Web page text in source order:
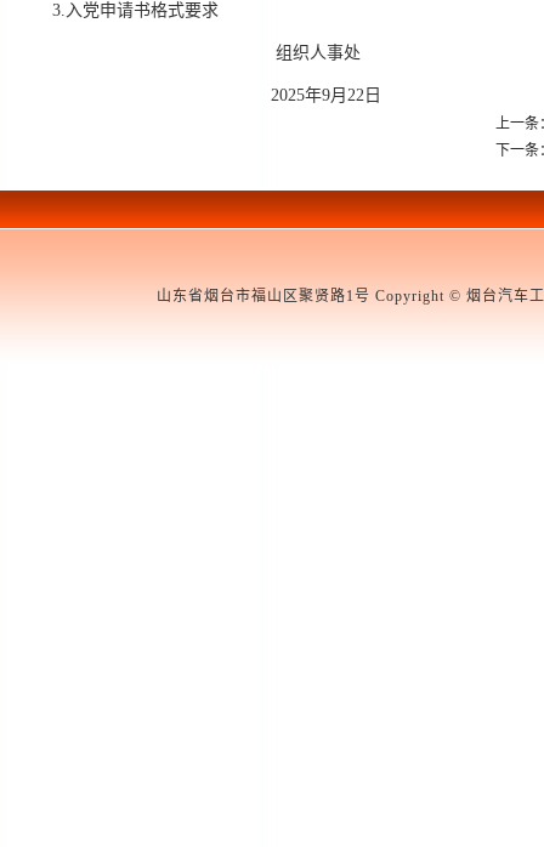
3.入党申请书格式要求
组织人事处
2025年9月22日
上一条
下一
山东省烟台市福山区聚贤路1号 Copyright © 烟台汽车